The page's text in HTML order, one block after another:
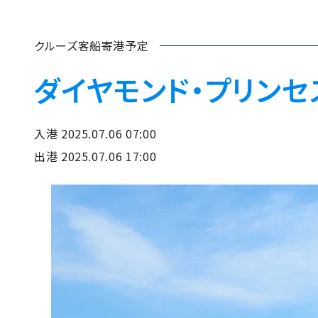
クルーズ客船寄港予定
ダイヤモンド・プリン
入港 2025.07.06 07:00
出港 2025.07.06 17:00